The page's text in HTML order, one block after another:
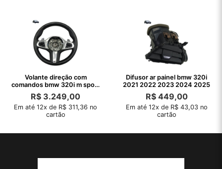
Volante direção com
comandos bmw 320i m sport
2021 desgaste
R$ 3.249,00
Em até 12x de R$ 311,36 no
cartão
Difusor ar painel bmw 320i
2021 2022 2023 2024 2025
R$449,00
Em até 12x de R$ 43,03 no
cartão